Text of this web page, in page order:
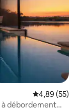
Évaluation
4,89 (55)
à débordement